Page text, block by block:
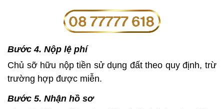
Bước 4. Nộp lệ phí
Chủ sỡ hữu nộp tiền sử dụng đất theo quy định, trừ
trường hợp được miễn.
Bước 5. Nhận hồ sơ